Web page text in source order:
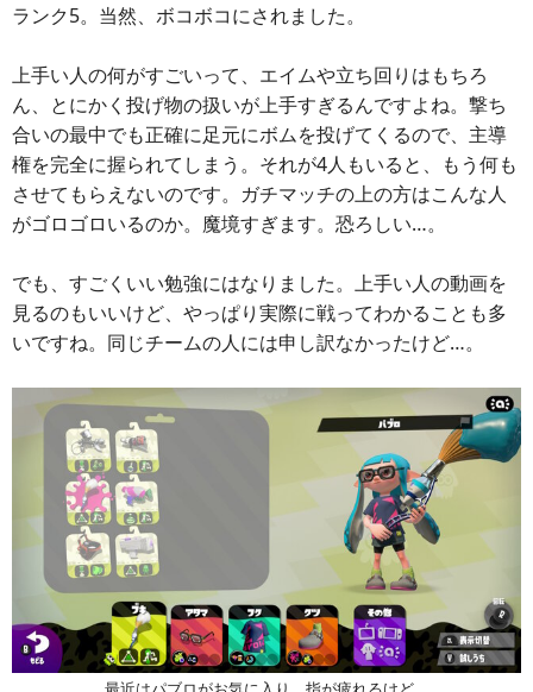
ランク5。当然、ボコボコにされました。
上手い人の何がすごいって、エイムや立ち回りはもちろ
ん、とにかく投げ物の扱いが上手すぎるんですよね。撃ち
合いの最中でも正確に足元にボムを投げてくるので、主導
権を完全に握られてしまう。それが4人もいると、もう何も
させてもらえないのです。ガチマッチの上の方はこんな人
がゴロゴロいるのか。魔境すぎます。恐ろしい…。
でも、すごくいい勉強にはなりました。上手い人の動画を
見るのもいいけど、やっぱり実際に戦ってわかることも多
いですね。同じチームの人には申し訳なかったけど…。